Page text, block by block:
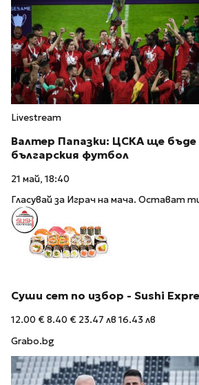
Livestream
Валтер Папазки: ЦСКА ще бъде
българския футбол
21 май, 18:40
Гласувай за Играч на мача. Остават
Суши сет по избор - Sushi
12.00 €8.40 € 23.47 лв 16.43 лв
Grabo.bg